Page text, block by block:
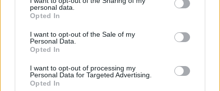
personal data.
Opted In
I want to opt-out of the Sale of my
Personal Data.
Opted In
I want to opt-out of processing my
Personal Data for Targeted Advertising.
Opted In
száll el, ha meg az nem úgy alakul, a 400 körüli alj nem olyan
vészes, már láttuk.
Egyébiránt csak én látom pénzégetésnek ami most folyik?
A 20 millió közkezet az elmúlt 126 befektetési napon (amióta az
árfolyam 400 fölött van) 4x megforgatták. Egész pontosan 76.9
millió adás-vétel történt. Mindkét irányban elkoptatták a
csúcsokat.
Illene már stabilizálódni úgy 1200 körül. :)